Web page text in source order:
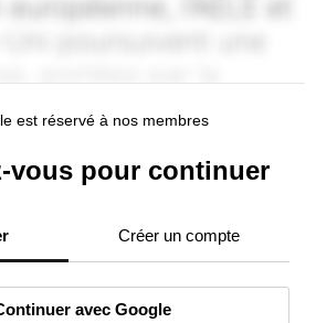
est réservé à nos membres
vous pour continuer
Créer un compte
avec Google